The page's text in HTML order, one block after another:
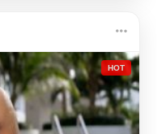
HOT